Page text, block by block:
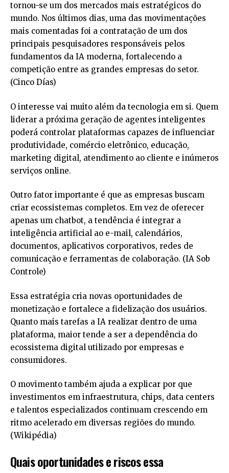
tornou-se um dos mercados mais estratégicos do
mundo. Nos últimos dias, uma das movimentações
mais comentadas foi a contratação de um dos
principais pesquisadores responsáveis pelos
fundamentos da IA moderna, fortalecendo a
competição entre as grandes empresas do setor.
(Cinco Días)
O interesse vai muito além da tecnologia em si. Quem
liderar a próxima geração de agentes inteligentes
poderá controlar plataformas capazes de influenciar
produtividade, comércio eletrônico, educação,
marketing digital, atendimento ao cliente e inúmeros
serviços online.
Outro fator importante é que as empresas buscam
criar ecossistemas completos. Em vez de oferecer
apenas um chatbot, a tendência é integrar a
inteligência artificial ao e-mail, calendários,
documentos, aplicativos corporativos, redes de
comunicação e ferramentas de colaboração. (IA Sob
Controle)
Essa estratégia cria novas oportunidades de
monetização e fortalece a fidelização dos usuários.
Quanto mais tarefas a IA realizar dentro de uma
plataforma, maior tende a ser a dependência do
ecossistema digital utilizado por empresas e
consumidores.
O movimento também ajuda a explicar por que
investimentos em infraestrutura, chips, data centers
e talentos especializados continuam crescendo em
ritmo acelerado em diversas regiões do mundo.
(Wikipédia)
Quais oportunidades e riscos essa